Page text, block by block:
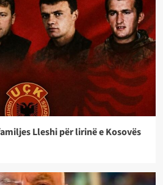
Lleshi për lirinë e Kosovës